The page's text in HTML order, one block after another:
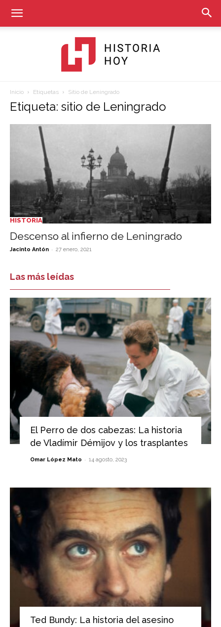
Historia
Inicio Etiquetas Sitio de Leningrado
Etiqueta: sitio de Leningrado
HISTORIA
Descenso al infierno de Leningrado
Jacinto Antón - 27 enero, 2021
Las más leídas
El Perro de dos cabezas: La historia
de Vladímir Démijov y los trasplantes
Omar López Mato - 14 agosto, 2023
Ted Bundy: La historia del asesino